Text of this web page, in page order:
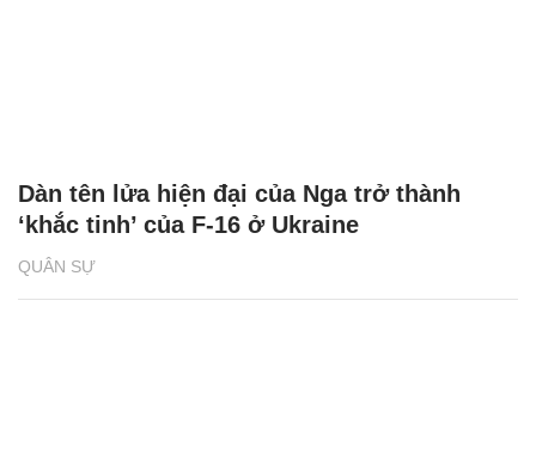
QUÂN SỰ
Dàn tên lửa hiện đại của Nga trở thành
‘khắc tinh’ của F-16 ở Ukraine